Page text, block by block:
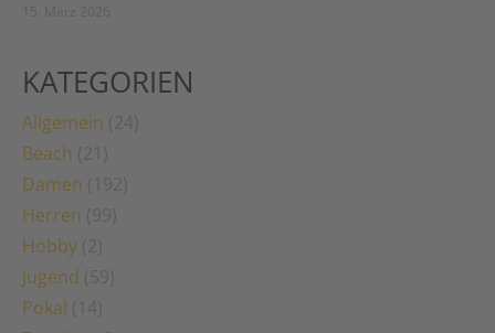
KATEGORIEN
Allgemein
Beach
Damen
Herren
Hobby
Jugend
Pokal